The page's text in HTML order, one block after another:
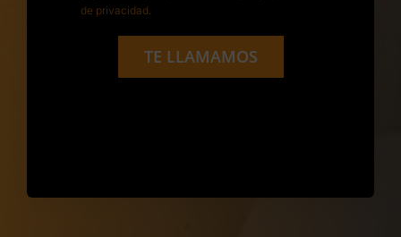
de privacidad.
TE LLAMAMOS